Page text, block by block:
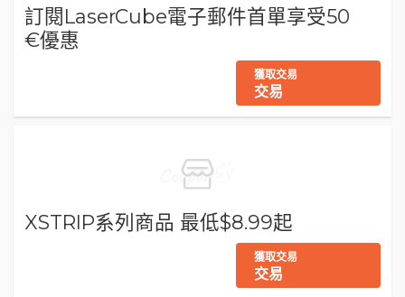
訂閱LaserCube電子郵件首單享受50
€優惠
獲取交易
交易
XSTRIP系列商品 最低$8.99起
獲取交易
交易